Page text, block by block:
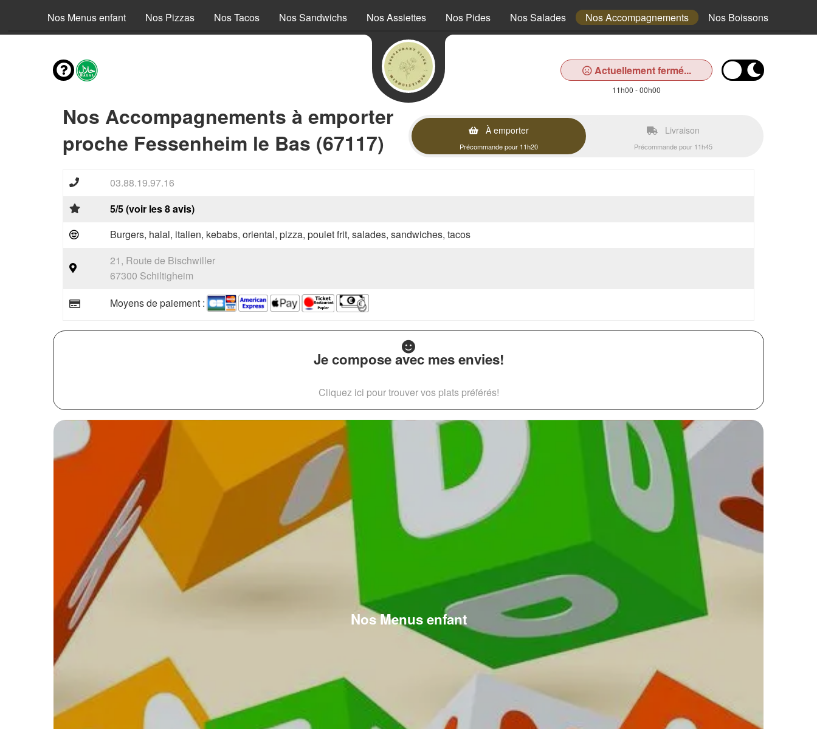
Nos Menus enfant Nos Pizzas Nos Tacos Nos Sandwichs Nos Assiettes Nos Pides Nos Salades Nos Accompagnements Nos Boissons
Actuellement fermé...
11h00 - 00h00
Nos Accompagnements à emporter
proche Fessenheim le Bas (67117)
À emporter
Précommande pour 11h20
Livraison
Précommande pour 11h45
03.88.19.97.16
5/5 (voir les 8 avis)
Burgers, halal, italien, kebabs, oriental, pizza, poulet frit, salades, sandwiches, tacos
21, Route de Bischwiller
67300 Schiltigheim
Moyens de paiement :
Je compose avec mes envies!
Cliquez ici pour trouver vos plats préférés!
Nos Menus enfant